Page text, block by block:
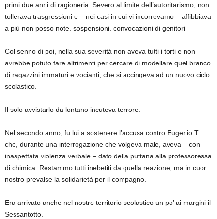
primi due anni di ragioneria. Severo al limite dell’autoritarismo, non
tollerava trasgressioni e – nei casi in cui vi incorrevamo – affibbiava
a più non posso note, sospensioni, convocazioni di genitori.
Col senno di poi, nella sua severità non aveva tutti i torti e non
avrebbe potuto fare altrimenti per cercare di modellare quel branco
di ragazzini immaturi e vocianti, che si accingeva ad un nuovo ciclo
scolastico.
Il solo avvistarlo da lontano incuteva terrore.
Nel secondo anno, fu lui a sostenere l’accusa contro Eugenio T.
che, durante una interrogazione che volgeva male, aveva – con
inaspettata violenza verbale – dato della puttana alla professoressa
di chimica. Restammo tutti inebetiti da quella reazione, ma in cuor
nostro prevalse la solidarietà per il compagno.
Era arrivato anche nel nostro territorio scolastico un po’ ai margini il
Sessantotto.